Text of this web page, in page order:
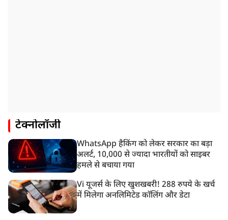
टेक्नोलॉजी
WhatsApp हैकिंग को लेकर सरकार का बड़ा
अलर्ट, 10,000 से ज्यादा भारतीयों को साइबर
हमले से बचाया गया
Vi यूजर्स के लिए खुशखबरी! 288 रुपये के खर्च
में मिलेगा अनलिमिटेड कॉलिंग और डेटा